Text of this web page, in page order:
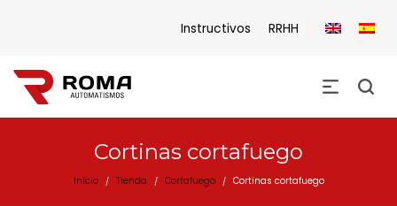
Instructivos RRHH
Cortinas cortafuego
Inicio / Tienda / Cortafuego / Cortinas cortafuego